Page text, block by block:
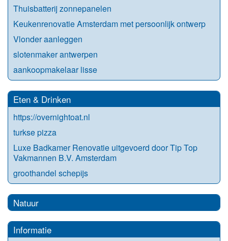
Thuisbatterij zonnepanelen
Keukenrenovatie Amsterdam met persoonlijk ontwerp
Vlonder aanleggen
slotenmaker antwerpen
aankoopmakelaar lisse
Eten & Drinken
https://overnightoat.nl
turkse pizza
Luxe Badkamer Renovatie uitgevoerd door Tip Top
Vakmannen B.V. Amsterdam
groothandel schepijs
Natuur
Informatie